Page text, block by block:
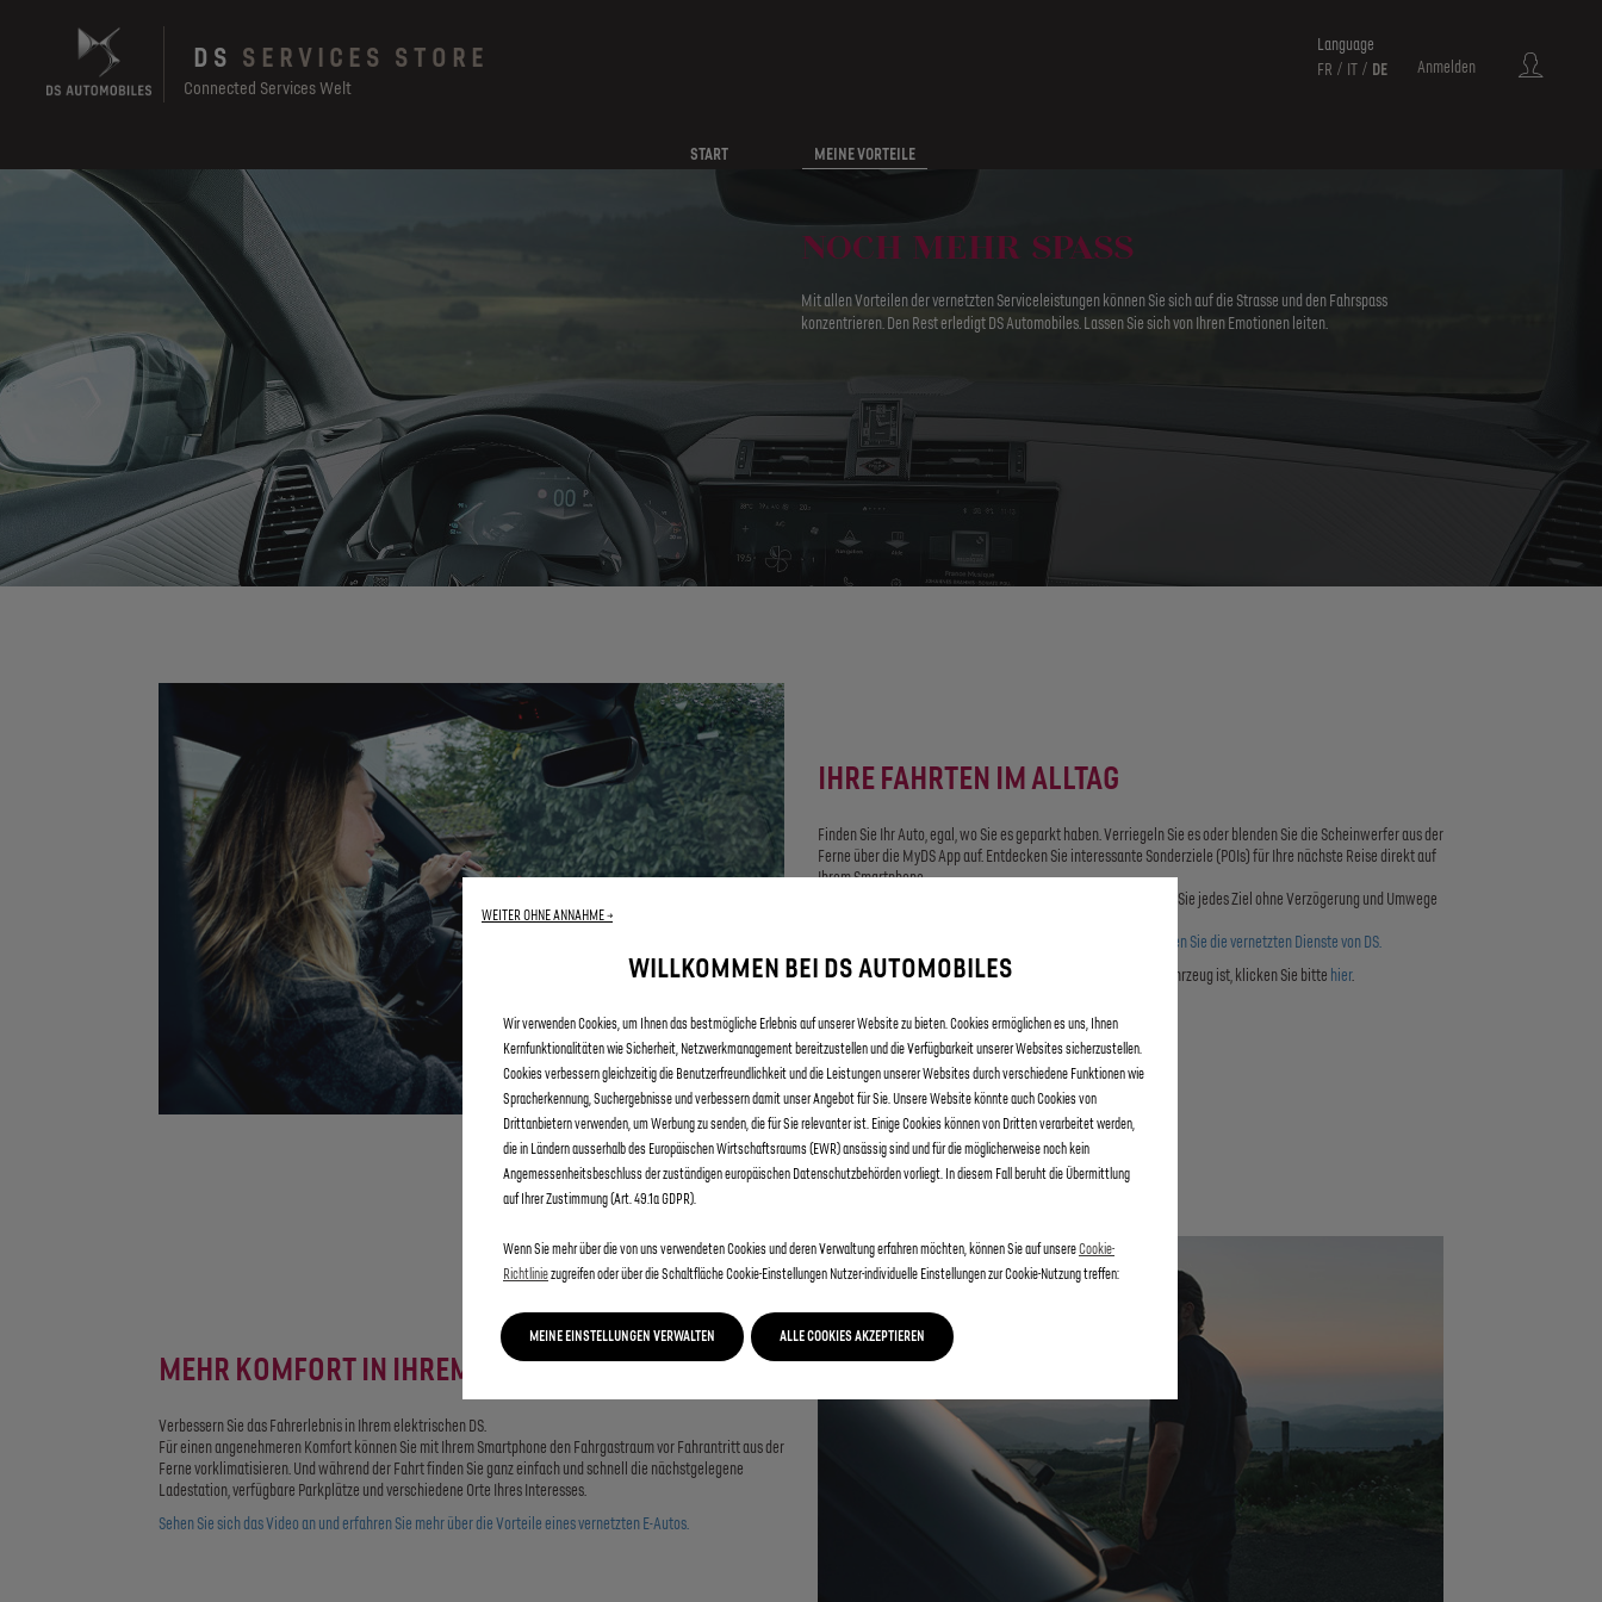
content
DS SERVICES STORE
Connected Services Welt
Anmelden
Language
FR
IT DE
navigation
START MEINE VORTEILE
NOCH MEHR SPASS
Mit allen Vorteilen der vernetzten Serviceleistungen können Sie sich auf die Strasse und den Fahrspass
konzentrieren. Den Rest erledigt DS Automobiles. Lassen Sie sich von Ihren Emotionen leiten.
IHRE FAHRTEN IM ALLTAG
Finden Sie Ihr Auto, egal, wo Sie es geparkt haben. Verriegeln Sie es oder blenden Sie die Scheinwerfer aus der
Ferne über die MyDS App auf. Entdecken Sie interessante Sonderziele (POIs) für Ihre nächste Reise direkt auf
Ihrem Smartphone.
Mit Echtzeit-Aktualisierungen zur Verkehrssituation erreichen Sie jedes Ziel ohne Verzögerung und Umwege
Sie sich das Video an und entdecken Sie die vernetzten Dienste von DS.
Wenn Sie mehr darüber erfahren wollen, was ein vernetztes Fahrzeug ist, klicken Sie bitte hier.
MEHR KOMFORT IN IHREM E-AUTO
Verbessern Sie das Fahrerlebnis in Ihrem elektrischen DS.
Für einen angenehmeren Komfort können Sie mit Ihrem Smartphone den Fahrgastraum vor Fahrantritt aus der
Ferne vorklimatisieren. Und während der Fahrt finden Sie ganz einfach und schnell die nächstgelegene
Ladestation, verfügbare Parkplätze und verschiedene Orte Ihres Interesses.
Sehen Sie sich das Video an und erfahren Sie mehr über die Vorteile eines vernetzten E-Autos.
WEITER OHNE ANNAHME →
WILLKOMMEN BEI DS AUTOMOBILES
Wir verwenden Cookies, um Ihnen das bestmögliche Erlebnis auf unserer Website zu bieten. Cookies ermöglichen es uns, Ihnen
Kernfunktionalitäten wie Sicherheit, Netzwerkmanagement bereitzustellen und die Verfügbarkeit unserer Websites sicherzustellen.
Cookies verbessern gleichzeitig die Benutzerfreundlichkeit und die Leistungen unserer Websites durch verschiedene Funktionen wie
Spracherkennung, Suchergebnisse und verbessern damit unser Angebot für Sie. Unsere Website könnte auch Cookies von
Drittanbietern verwenden, um Werbung zu senden, die für Sie relevanter ist. Einige Cookies können von Dritten verarbeitet werden,
die in Ländern ausserhalb des Europäischen Wirtschaftsraums (EWR) ansässig sind und für die möglicherweise noch kein
Angemessenheitsbeschluss der zuständigen europäischen Datenschutzbehörden vorliegt. In diesem Fall beruht die Übermittlung
auf Ihrer Zustimmung (Art. 49.1a GDPR).
Wenn Sie mehr über die von uns verwendeten Cookies und deren Verwaltung erfahren möchten, können Sie auf unsereCookie-
Richtliniezugreifen oder über die Schaltfläche Cookie-Einstellungen Nutzer-individuelle Einstellungen zur Cookie-Nutzung treffen:
MEINE EINSTELLUNGEN VERWALTEN ALLE COOKIES AKZEPTIEREN